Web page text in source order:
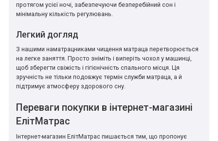
протягом усієї ночі, забезпечуючи безперебійний сон і
мінімальну кількість регулювань.
Легкий догляд
З нашими наматрацниками чищення матраца перетворюється
на легке заняття. Просто зніміть і виперіть чохол у машинці,
щоб зберегти свіжість і гігієнічність спального місця. Ця
зручність не тільки подовжує термін служби матраца, а й
підтримує атмосферу здорового сну.
Переваги покупки в інтернет-магазині
ЕлітМатрас
Інтернет-магазин ЕлітМатрас пишається тим, що пропонує